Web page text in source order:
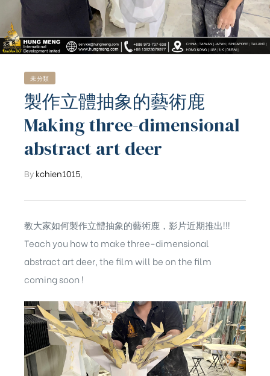
未分類
製作立體抽象的藝術鹿
Making three-dimensional
abstract art deer
Bykchien1015
教大家如何製作立體抽象的藝術鹿，影片近期推出!!!
Teach you how to make three-dimensional
abstract art deer, the film will be on the film
coming soon !
含日本